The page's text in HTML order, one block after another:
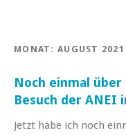
MONAT: AUGUST 2021
Noch einmal
Besuch der ANEI
Jetzt habe ich noch